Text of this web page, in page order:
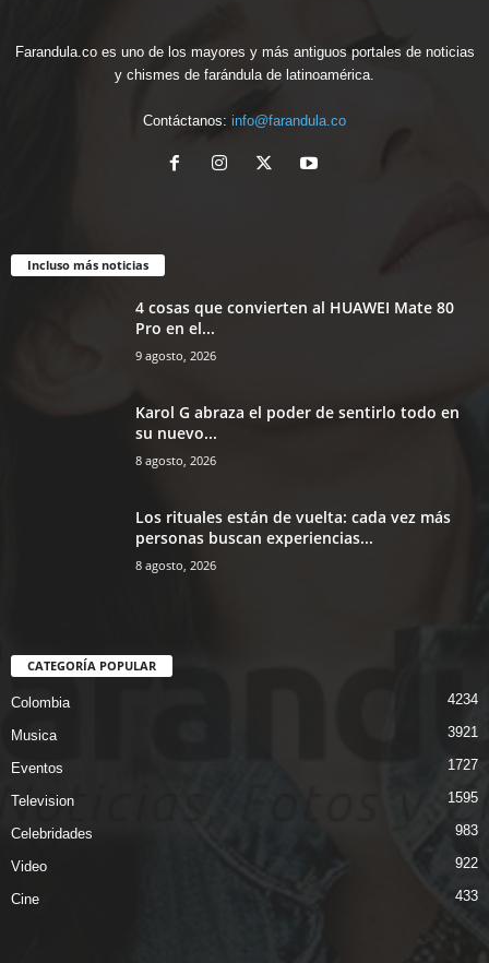
Farandula.co es uno de los mayores y más antiguos portales de noticias
y chismes de farándula de latinoamérica.
Contáctanos: info@farandula.co
Incluso más noticias
4 cosas que convierten al HUAWEI Mate 80
Pro en el...
9 agosto, 2026
Karol G abraza el poder de sentirlo todo en
su nuevo...
8 agosto, 2026
Los rituales están de vuelta: cada vez más
personas buscan experiencias...
8 agosto, 2026
CATEGORÍA POPULAR
Colombia 4234
Musica 3921
Eventos 1727
Television 1595
Celebridades 983
Video 922
Cine 433